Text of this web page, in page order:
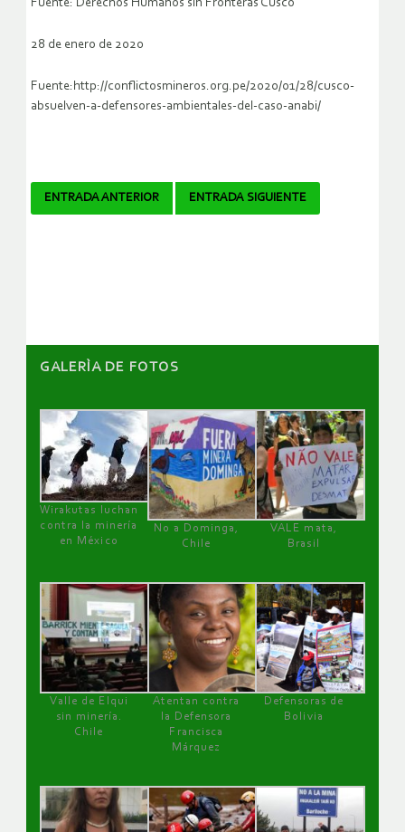
Fuente: Derechos Humanos sin Fronteras Cusco
28 de enero de 2020
Fuente:http://conflictosmineros.org.pe/2020/01/28/cusco-
absuelven-a-defensores-ambientales-del-caso-anabi/
Navegador
ENTRADA ANTERIOR ENTRADA SIGUIENTE
GALERÌA DE FOTOS
Wirakutas luchan
contra la minería
en México
No a Dominga,
Chile
VALE mata,
Brasil
Valle de Elqui
sin minería.
Chile
Atentan contra
la Defensora
Francisca
Márquez
Defensoras de
Bolivia